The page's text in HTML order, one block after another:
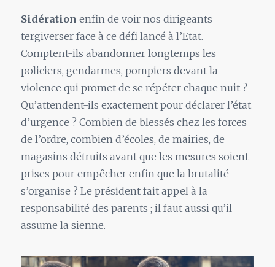
Sidération enfin de voir nos dirigeants
tergiverser face à ce défi lancé à l’Etat.
Comptent-ils abandonner longtemps les
policiers, gendarmes, pompiers devant la
violence qui promet de se répéter chaque nuit ?
Qu’attendent-ils exactement pour déclarer l’état
d’urgence ? Combien de blessés chez les forces
de l’ordre, combien d’écoles, de mairies, de
magasins détruits avant que les mesures soient
prises pour empêcher enfin que la brutalité
s’organise ? Le président fait appel à la
responsabilité des parents ; il faut aussi qu’il
assume la sienne.